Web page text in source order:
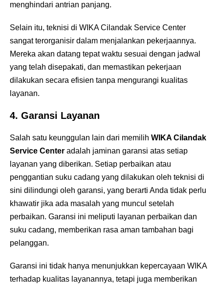
menghindari antrian panjang.
Selain itu, teknisi di WIKA Cilandak Service Center
sangat terorganisir dalam menjalankan pekerjaannya.
Mereka akan datang tepat waktu sesuai dengan jadwal
yang telah disepakati, dan memastikan pekerjaan
dilakukan secara efisien tanpa mengurangi kualitas
layanan.
4. Garansi Layanan
Salah satu keunggulan lain dari memilih WIKA Cilandak
Service Center adalah jaminan garansi atas setiap
layanan yang diberikan. Setiap perbaikan atau
penggantian suku cadang yang dilakukan oleh teknisi di
sini dilindungi oleh garansi, yang berarti Anda tidak perlu
khawatir jika ada masalah yang muncul setelah
perbaikan. Garansi ini meliputi layanan perbaikan dan
suku cadang, memberikan rasa aman tambahan bagi
pelanggan.
Garansi ini tidak hanya menunjukkan kepercayaan WIKA
terhadap kualitas layanannya, tetapi juga memberikan